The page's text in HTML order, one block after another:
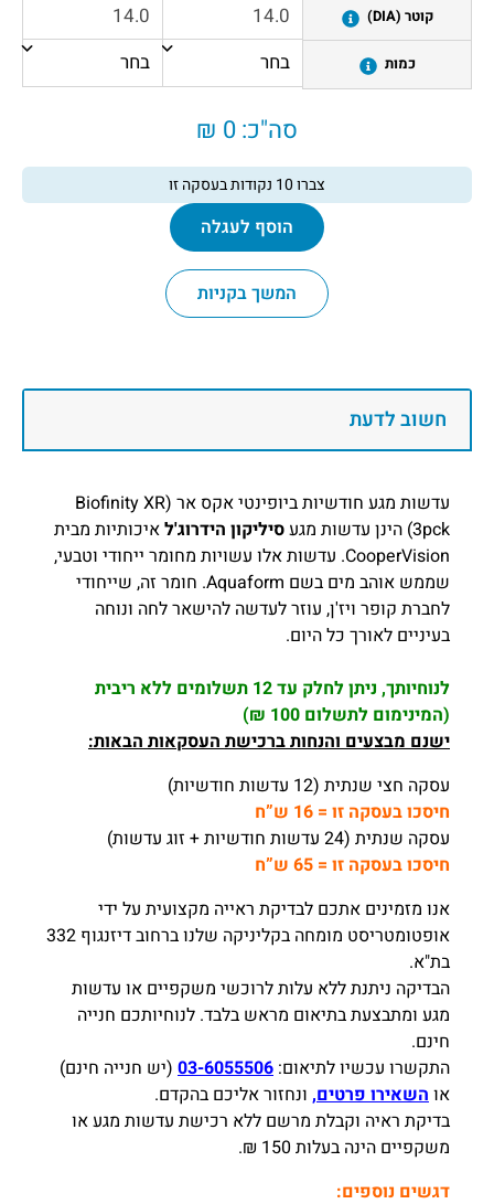
קוטר (DIA)
כמות
סה"כ:0 ₪
צברו10 נקודות בעסקה זו
הוסף לעגלה
המשך בקניות
חשוב לדעת
עדשות מגע חודשיות ביופינטי אקס אר (Biofinity XR
3pck) הינן עדשות מגע
סיליקון הידרוג'לאיכותיות מבית
CooperVision. עדשות אלו עשויות מחומר ייחודי וטבעי,
שממש אוהב מים בשם Aquaform. חומר זה, שייחודי
לחברת קופר ויז'ן, עוזר לעדשה להישאר לחה ונוחה
בעיניים לאורך כל היום.
לנוחיותך, ניתן לחלק עד 12 תשלומים ללא ריבית
(המינימום לתשלום 100 ₪)
ישנם מבצעים והנחות ברכישת העסקאות הבאות:
עסקה חצי שנתית (12 עדשות חודשיות)
חיסכו בעסקה זו = 16 ש”ח
עסקה שנתית (24 עדשות חודשיות + זוג עדשות)
חיסכו בעסקה זו = 65 ש”ח
אנו מזמינים אתכם לבדיקת ראייה מקצועית על ידי
אופטומטריסט מומחה בקליניקה שלנו ברחוב דיזנגוף 332
בת"א.
הבדיקה ניתנת ללא עלות לרוכשי משקפיים או עדשות
מגע ומתבצעת בתיאום מראש בלבד. לנוחיותכם חנייה
חינם.
התקשרו עכשיו לתיאום: 03-6055506 (יש חנייה חינם)
או השאירו פרטים, ונחזור אליכם בהקדם.
בדיקת ראיה וקבלת מרשם ללא רכישת עדשות מגע או
משקפיים הינה בעלות 150 ₪.
דגשים נוספים: